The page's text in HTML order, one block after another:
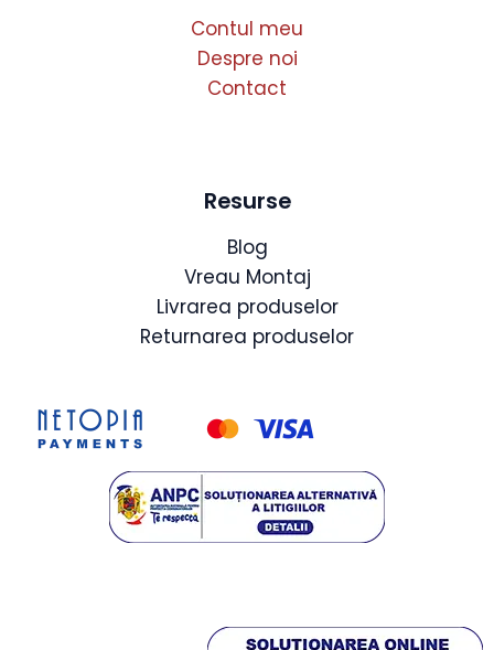
Contul meu
Despre noi
Contact
Resurse
Blog
Vreau Montaj
Livrarea produselor
Returnarea produselor